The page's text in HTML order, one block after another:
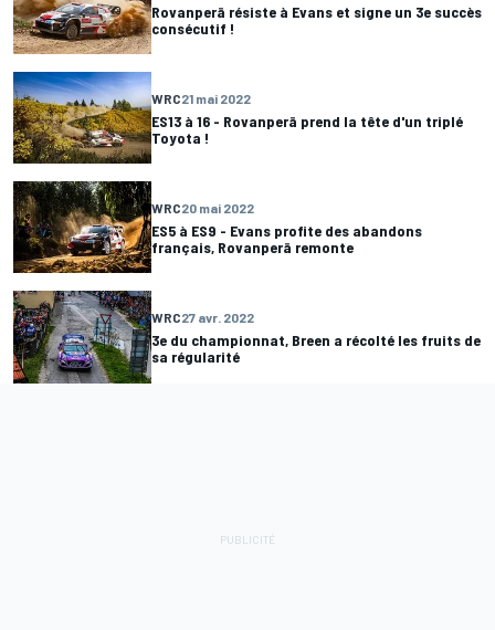
Rovanperä résiste à Evans et signe un 3e succès
consécutif !
WRC21 mai 2022
ES13 à 16 - Rovanperä prend la tête d'un triplé
Toyota !
WRC20 mai 2022
ES5 à ES9 - Evans profite des abandons
français, Rovanperä remonte
WRC27 avr. 2022
3e du championnat, Breen a récolté les fruits de
sa régularité